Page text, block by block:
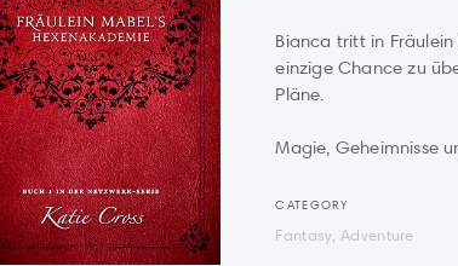
Bianca tritt in
einzige Chance zu
Pläne.
Magie, Geheimnisse
CATEGORY
Fantasy, Adventure